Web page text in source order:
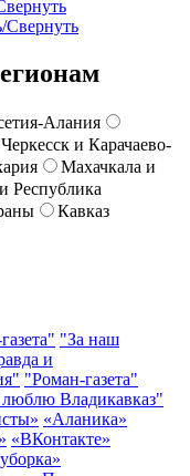
Свернуть
Алания
Черкесск и Карачаево-
Махачкала и
Республика
Кавказ
"За наш
и
"Роман-газета"
Владикавказ"
«Аланика»
«ВКонтакте»